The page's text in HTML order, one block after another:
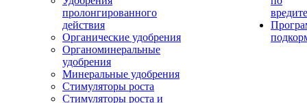
пролонгированного
действия
Органические удобрения
Органоминеральные
удобрения
Минеральные удобрения
Стимуляторы роста
Стимуляторы роста и